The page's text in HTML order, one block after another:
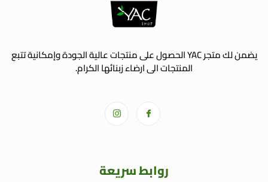
يضمن لك متجر YAC الحصول على منتجات عالية الجودة وإمكانية تتبع
المنتجات الى ارضاء زبنائها الكرام.
روابط سريعة